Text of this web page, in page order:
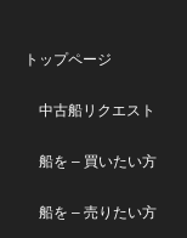
トップページ
中古船リクエスト
船を – 買いたい方
船を – 売りたい方